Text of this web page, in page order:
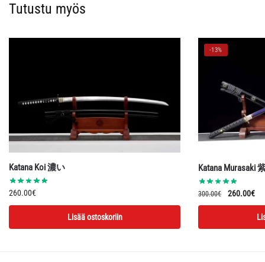
Tutustu myös
Katana Koi 濃い
260.00€
Lisää ostoskoriin
-13%
Katana Murasaki
300.00€
hinta
300.00€.
260.00€
on: